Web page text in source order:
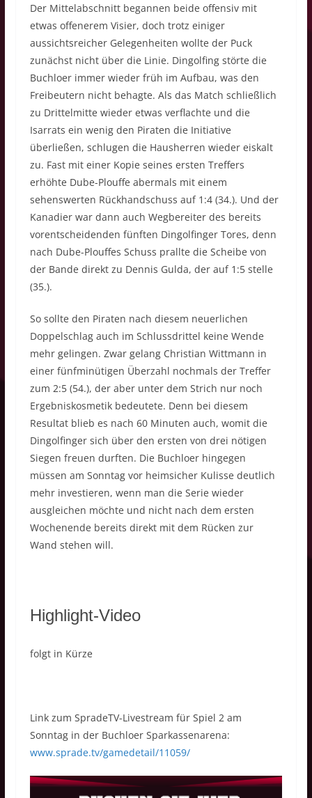
Der Mittelabschnitt begannen beide offensiv mit
etwas offenerem Visier, doch trotz einiger
aussichtsreicher Gelegenheiten wollte der Puck
zunächst nicht über die Linie. Dingolfing störte die
Buchloer immer wieder früh im Aufbau, was den
Freibeutern nicht behagte. Als das Match schließlich
zu Drittelmitte wieder etwas verflachte und die
Isarrats ein wenig den Piraten die Initiative
überließen, schlugen die Hausherren wieder eiskalt
zu. Fast mit einer Kopie seines ersten Treffers
erhöhte Dube-Plouffe abermals mit einem
sehenswerten Rückhandschuss auf 1:4 (34.). Und der
Kanadier war dann auch Wegbereiter des bereits
vorentscheidenden fünften Dingolfinger Tores, denn
nach Dube-Plouffes Schuss prallte die Scheibe von
der Bande direkt zu Dennis Gulda, der auf 1:5 stelle
(35.).
So sollte den Piraten nach diesem neuerlichen
Doppelschlag auch im Schlussdrittel keine Wende
mehr gelingen. Zwar gelang Christian Wittmann in
einer fünfminütigen Überzahl nochmals der Treffer
zum 2:5 (54.), der aber unter dem Strich nur noch
Ergebniskosmetik bedeutete. Denn bei diesem
Resultat blieb es nach 60 Minuten auch, womit die
Dingolfinger sich über den ersten von drei nötigen
Siegen freuen durften. Die Buchloer hingegen
müssen am Sonntag vor heimsicher Kulisse deutlich
mehr investieren, wenn man die Serie wieder
ausgleichen möchte und nicht nach dem ersten
Wochenende bereits direkt mit dem Rücken zur
Wand stehen will.
Highlight-Video
folgt in Kürze
Link zum SpradeTV-Livestream für Spiel 2 am
Sonntag in der Buchloer Sparkassenarena:
www.sprade.tv/gamedetail/11059/